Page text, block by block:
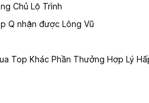
Chủ Lộ Trình
Q nhận được Lông Vũ
Top Khác Phần Thưởng Hợp Lý